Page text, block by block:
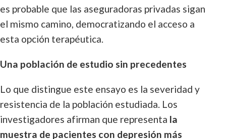
es probable que las aseguradoras privadas sigan
el mismo camino, democratizando el acceso a
esta opción terapéutica.
Una población de estudio sin precedentes
Lo que distingue este ensayo es la severidad y
resistencia de la población estudiada. Los
investigadores afirman que representa la
muestra de pacientes con depresión más